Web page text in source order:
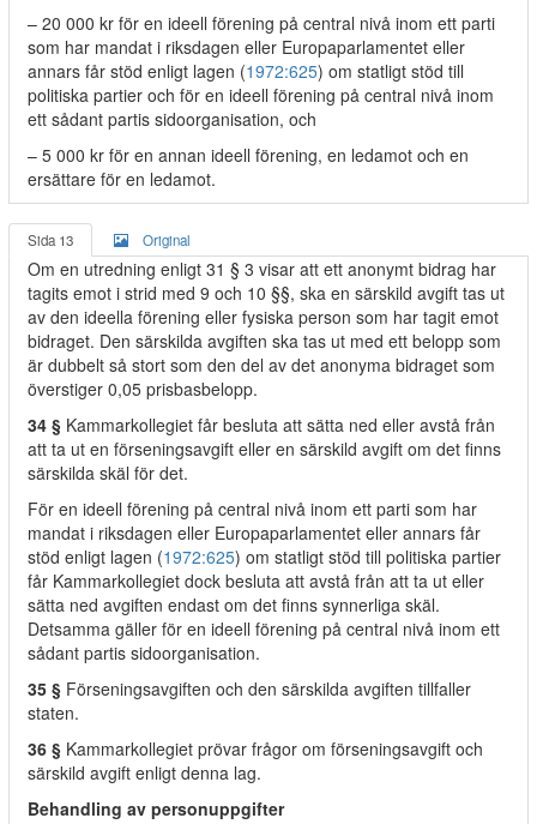
– 20 000 kr för en ideell förening på central nivå inom ett parti
som har mandat i riksdagen eller Europaparlamentet eller
annars får stöd enligt lagen (1972:625) om statligt stöd till
politiska partier och för en ideell förening på central nivå inom
ett sådant partis sidoorganisation, och
– 5 000 kr för en annan ideell förening, en ledamot och en
ersättare för en ledamot.
Sida 13 Original
Om en utredning enligt 31 § 3 visar att ett anonymt bidrag har
tagits emot i strid med 9 och 10 §§, ska en särskild avgift tas ut
av den ideella förening eller fysiska person som har tagit emot
bidraget. Den särskilda avgiften ska tas ut med ett belopp som
är dubbelt så stort som den del av det anonyma bidraget som
överstiger 0,05 prisbasbelopp.
34 § Kammarkollegiet får besluta att sätta ned eller avstå från
att ta ut en förseningsavgift eller en särskild avgift om det finns
särskilda skäl för det.
För en ideell förening på central nivå inom ett parti som har
mandat i riksdagen eller Europaparlamentet eller annars får
stöd enligt lagen (1972:625) om statligt stöd till politiska partier
får Kammarkollegiet dock besluta att avstå från att ta ut eller
sätta ned avgiften endast om det finns synnerliga skäl.
Detsamma gäller för en ideell förening på central nivå inom ett
sådant partis sidoorganisation.
35 § Förseningsavgiften och den särskilda avgiften tillfaller
staten.
36 § Kammarkollegiet prövar frågor om förseningsavgift och
särskild avgift enligt denna lag.
Behandling av personuppgifter